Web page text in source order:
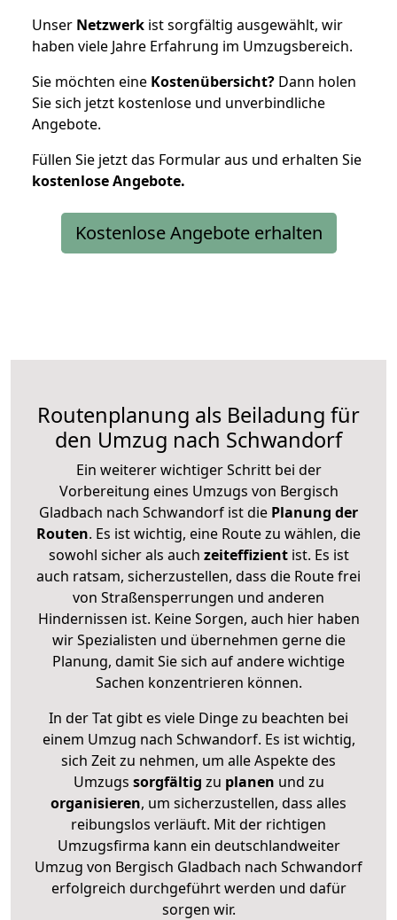
Unser Netzwerk ist sorgfältig ausgewählt, wir
haben viele Jahre Erfahrung im Umzugsbereich.
Sie möchten eine Kostenübersicht? Dann holen
Sie sich jetzt kostenlose und unverbindliche
Angebote.
Füllen Sie jetzt das Formular aus und erhalten Sie
kostenloseAngebote.
Kostenlose Angebote erhalten
Routenplanung als Beiladung für
den Umzug nach Schwandorf
Ein weiterer wichtiger Schritt bei der
Vorbereitung eines Umzugs von Bergisch
Gladbach nach Schwandorf ist die Planung der
Routen. Es ist wichtig, eine Route zu wählen, die
sowohl sicher als auch zeiteffizientist. Es ist
auch ratsam, sicherzustellen, dass die Route frei
von Straßensperrungen und anderen
Hindernissen ist. Keine Sorgen, auch hier haben
wir Spezialisten und übernehmen gerne die
Planung, damit Sie sich auf andere wichtige
Sachen konzentrieren können.
In der Tat gibt es viele Dinge zu beachten bei
einem Umzug nach Schwandorf. Es ist wichtig,
sich Zeit zu nehmen, um alle Aspekte des
Umzugs sorgfältig zu planen und zu
organisieren, um sicherzustellen, dass alles
reibungslos verläuft. Mit der richtigen
Umzugsfirma kann ein deutschlandweiter
Umzug von Bergisch Gladbach nach Schwandorf
erfolgreich durchgeführt werden und dafür
sorgen wir.